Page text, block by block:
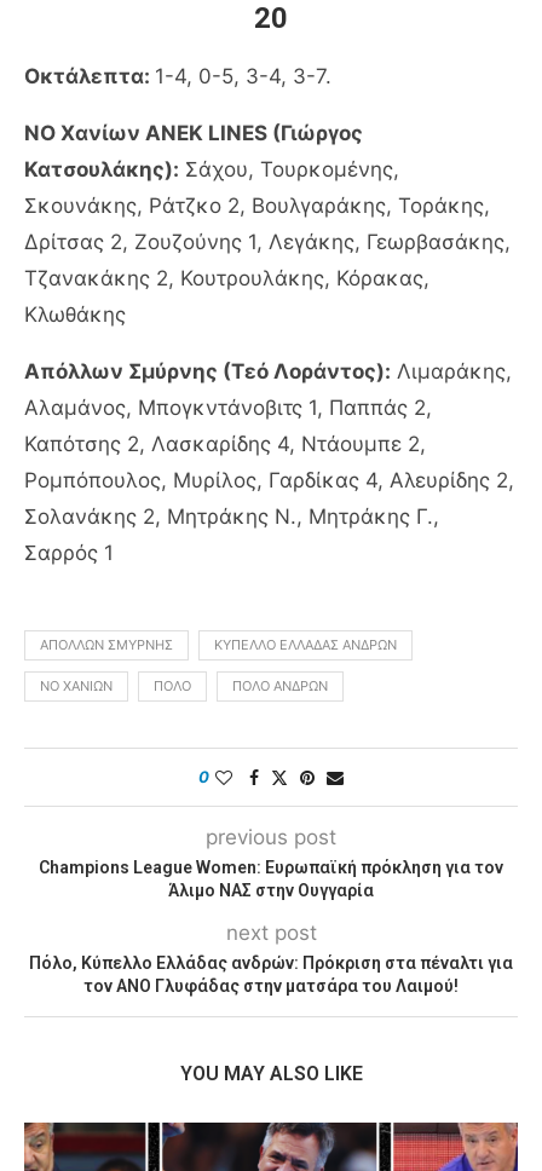
20
Οκτάλεπτα: 1-4, 0-5, 3-4, 3-7.
ΝΟ Χανίων ANEK LINES (Γιώργος
Κατσουλάκης): Σάχου, Τουρκομένης,
Σκουνάκης, Ράτζκο 2, Βουλγαράκης, Τοράκης,
Δρίτσας 2, Ζουζούνης 1, Λεγάκης, Γεωρβασάκης,
Τζανακάκης 2, Κουτρουλάκης, Κόρακας,
Κλωθάκης
Απόλλων Σμύρνης (Τεό Λοράντος): Λιμαράκης,
Αλαμάνος, Μπογκντάνοβιτς 1, Παππάς 2,
Καπότσης 2, Λασκαρίδης 4, Ντάουμπε 2,
Ρομπόπουλος, Μυρίλος, Γαρδίκας 4, Αλευρίδης 2,
Σολανάκης 2, Μητράκης Ν., Μητράκης Γ.,
Σαρρός 1
ΑΠΌΛΛΩΝ ΣΜΎΡΝΗΣ ΚΎΠΕΛΛΟ ΕΛΛΆΔΑΣ ΑΝΔΡΏΝ
ΝΟ ΧΑΝΊΩΝ ΠΌΛΟ ΠΌΛΟ ΑΝΔΡΏΝ
0
previous post
Champions League Women: Ευρωπαϊκή πρόκληση για τον
Άλιμο NΑΣ στην Ουγγαρία
next post
Πόλο, Κύπελλο Ελλάδας ανδρών: Πρόκριση στα πέναλτι για
τον ΑΝΟ Γλυφάδας στην ματσάρα του Λαιμού!
YOU MAY ALSO LIKE